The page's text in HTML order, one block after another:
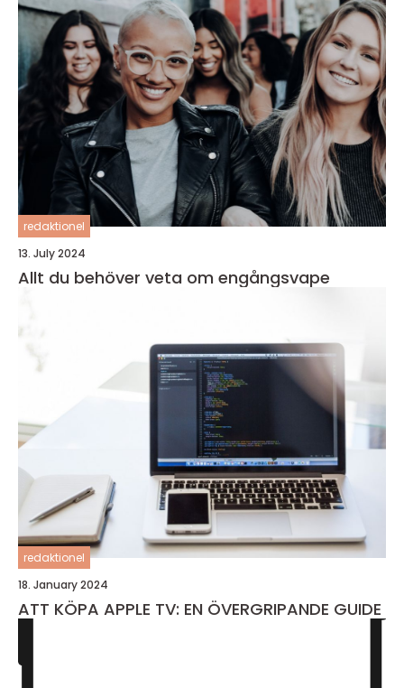
redaktionel
13. July 2024
Allt du behöver veta om engångsvape
redaktionel
18. January 2024
ATT KÖPA APPLE TV: EN ÖVERGRIPANDE GUIDE